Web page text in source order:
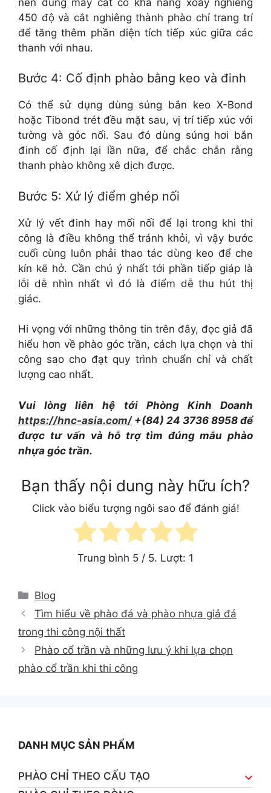
450 độ và cắt nghiêng thành phào chỉ trang trí
để tăng thêm phần diện tích tiếp xúc giữa các
thanh với nhau.
Bước 4: Cố định phào bằng keo và đinh
Có thể sử dụng dùng súng bắn keo X-Bond
hoặc Tibond trét đều mặt sau, vị trí tiếp xúc với
tường và góc nối. Sau đó dùng súng hơi bắn
đinh cố định lại lần nữa, để chắc chắn rằng
thanh phào không xê dịch được.
Bước 5: Xử lý điểm ghép nối
Xử lý vết đinh hay mối nối để lại trong khi thi
công là điều không thể tránh khỏi, vì vậy bước
cuối cùng luôn phải thao tác dùng keo để che
kín kẽ hở. Cần chú ý nhất tới phần tiếp giáp là
lỗi dễ nhìn nhất vì đó là điểm dễ thu hút thị
giác.
Hi vọng với những thông tin trên đây, đọc giả đã
hiểu hơn về phào góc trần, cách lựa chọn và thi
công sao cho đạt quy trình chuẩn chỉ và chất
lượng cao nhất.
Vui lòng liên hệ tới Phòng Kinh Doanh
https://hnc-asia.com/+(84) 24 3736 8958 để
được tư vấn và hỗ trợ tìm đúng mẫu phào
nhựa góc trần.
Bạn thấy nội dung này hữu ích?
Click vào biểu tượng ngôi sao để đánh giá!
Trung bình 5 / 5. Lượt: 1
Categories
Blog
Tìm hiểu về phào đá và phào nhựa giả đá
trong thi công nội thất
Phào cổ trần và những lưu ý khi lựa chọn
phào cổ trần khi thi công
DANH MỤC SẢN PHẨM
PHÀO CHỈ THEO CẤU TẠO